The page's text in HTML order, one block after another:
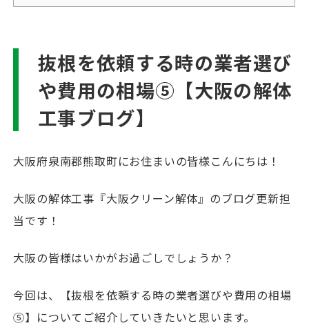
抜根を依頼する時の業者選び
や費用の相場⑤【大阪の解体
工事ブログ】
大阪府泉南郡熊取町にお住まいの皆様こんにちは！
大阪の解体工事『大阪クリーン解体』のブログ更新担
当です！
大阪の皆様はいかがお過ごしでしょうか？
今回は、【抜根を依頼する時の業者選びや費用の相場
⑤】についてご紹介していきたいと思います。